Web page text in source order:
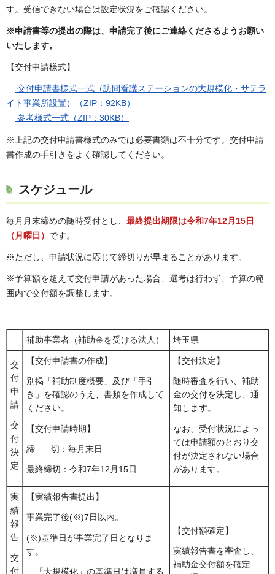
す。受信できない場合は設定状況をご確認ください。
※申請書等の提出の際は、申請完了後にご連絡くださるようお願い
いたします。
【交付申請様式】
交付申請書様式一式（訪問看護ステーションの大規模化・サテラ
イト事業所設置）（ZIP：92KB）
参考様式一式（ZIP：30KB）
※上記の交付申請書様式のみでは必要書類は不十分です。交付申請
書作成の手引きをよく確認してください。
スケジュール
毎月月末締めの随時受付とし、 最終提出期限は令和7年12月15日
（月曜日） です。
※ただし、申請状況に応じて締切りが早まることがあります。
※予算額を超えて交付申請があった場合、選考は行わず、予算の範
囲内で交付額を調整します。
補助事業者（補助金を受ける法人） 埼玉県
交
付
申
請
交
付
決
定
【交付申請書の作成】
別掲「補助制度概要」及び「手引
き」を確認のうえ、書類を作成して
ください。
【交付申請時期】
締 切：毎月末日
最終締切：令和7年12月15日
【交付決定】
随時審査を行い、補助
金の交付を決定し、通
知します。
なお、受付状況によっ
ては申請額のとおり交
付が決定されない場合
があります。
実
績
報
告
交
付
【実績報告書提出】
事業完了後(※)7日以内。
(※)基準日が事業完了日となりま
す。
「大規模化」の基準日は増員する
【交付額確定】
実績報告書を審査し、
補助金交付額を確定